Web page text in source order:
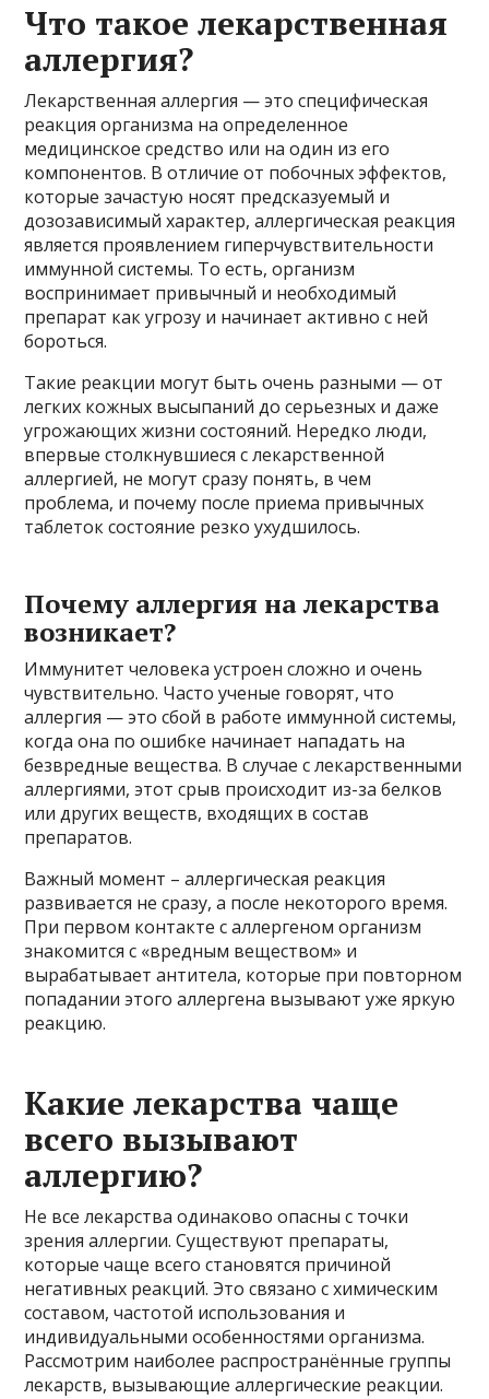
Что такое лекарственная
аллергия?
Лекарственная аллергия — это специфическая
реакция организма на определенное
медицинское средство или на один из его
компонентов. В отличие от побочных эффектов,
которые зачастую носят предсказуемый и
дозозависимый характер, аллергическая реакция
является проявлением гиперчувствительности
иммунной системы. То есть, организм
воспринимает привычный и необходимый
препарат как угрозу и начинает активно с ней
бороться.
Такие реакции могут быть очень разными — от
легких кожных высыпаний до серьезных и даже
угрожающих жизни состояний. Нередко люди,
впервые столкнувшиеся с лекарственной
аллергией, не могут сразу понять, в чем
проблема, и почему после приема привычных
таблеток состояние резко ухудшилось.
Почему аллергия на лекарства
возникает?
Иммунитет человека устроен сложно и очень
чувствительно. Часто ученые говорят, что
аллергия — это сбой в работе иммунной системы,
когда она по ошибке начинает нападать на
безвредные вещества. В случае с лекарственными
аллергиями, этот срыв происходит из-за белков
или других веществ, входящих в состав
препаратов.
Важный момент – аллергическая реакция
развивается не сразу, а после некоторого время.
При первом контакте с аллергеном организм
знакомится с «вредным веществом» и
вырабатывает антитела, которые при повторном
попадании этого аллергена вызывают уже яркую
реакцию.
Какие лекарства чаще
всего вызывают
аллергию?
Не все лекарства одинаково опасны с точки
зрения аллергии. Существуют препараты,
которые чаще всего становятся причиной
негативных реакций. Это связано с химическим
составом, частотой использования и
индивидуальными особенностями организма.
Рассмотрим наиболее распространённые группы
лекарств, вызывающие аллергические реакции.